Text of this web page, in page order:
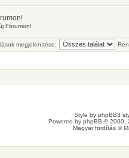
Fórumon!
megjelenítése:
Style by phpBB3
Powered by phpBB © 2000,
Magyar fordítás ©